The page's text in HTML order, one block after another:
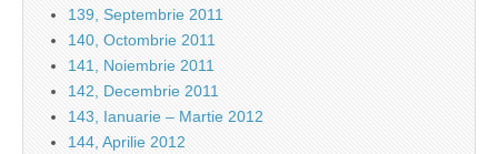
139, Septembrie 2011
140, Octombrie 2011
141, Noiembrie 2011
142, Decembrie 2011
143, Ianuarie – Martie 2012
144, Aprilie 2012